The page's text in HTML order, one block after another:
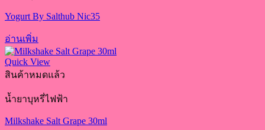
Yogurt By Salthub Nic35
อ่านเพิ่ม
Quick View
สินค้าหมดแล้ว
น้ำยาบุหรี่ไฟฟ้า
Milkshake Salt Grape 30ml